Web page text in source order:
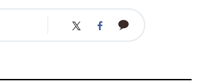
트 페 카